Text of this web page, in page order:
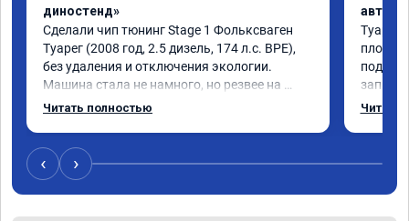
диностенд»
Сделали чип тюнинг Stage 1 Фольксваген
Туарег (2008 год, 2.5 дизель, 174 л.с. BPE),
без удаления и отключения экологии.
Машина стала не намного, но резвее на
низких оборотах и на скорости после 100
акселератора сократился.
Расход топлива не увеличился.
Получил что хотел. Рекомендую.
Читать полностью
Туарег
плохо
работы
Читать
‹ ›